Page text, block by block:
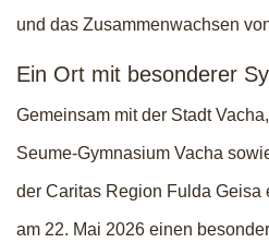
und das Zusammenwachsen
Ein Ort mit besonderer
Gemeinsam mit der Stadt
Seume-Gymnasium Vacha
der Caritas Region Fulda Geisa
am 22. Mai 2026 einen